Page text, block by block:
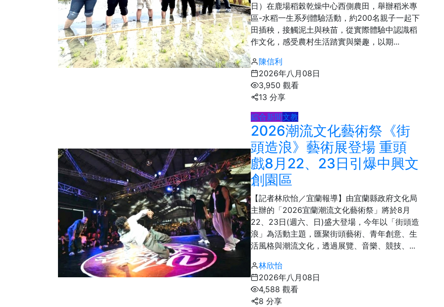
日）在鹿場稻榖乾燥中心西側農田，舉辦稻米專
區-水稻一生系列體驗活動，約200名親子一起下
田插秧，接觸泥土與秧苗，從實際體驗中認識稻
作文化，感受農村生活踏實與樂趣，以期...
陳信利
2026年八月08日
3,950 觀看
13 分享
綜合新聞文教
2026潮流文化藝術祭《街
頭造浪》藝術展登場 重頭
戲8月22、23日引爆中興文
創園區
【記者林欣怡／宜蘭報導】由宜蘭縣政府文化局
主辦的「2026宜蘭潮流文化藝術祭」將於8月
22、23日(週六、日)盛大登場，今年以「街頭造
浪」為活動主題，匯聚街頭藝術、青年創意、生
活風格與潮流文化，透過展覽、音樂、競技、...
林欣怡
2026年八月08日
4,588 觀看
8 分享
13+
科技新知
87 +
文教